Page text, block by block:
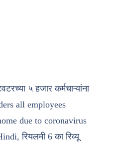
५ हजार कर्मचाऱ्यांना
all employees
due to coronavirus
रियलमी 6 का रिव्यू